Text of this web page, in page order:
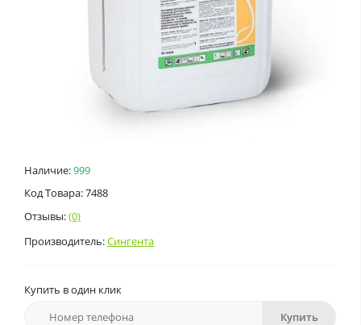
Наличие:999
Код Товара: 7488
Отзывы:(0)
Производитель:Сингента
Купить в один клик
Купить